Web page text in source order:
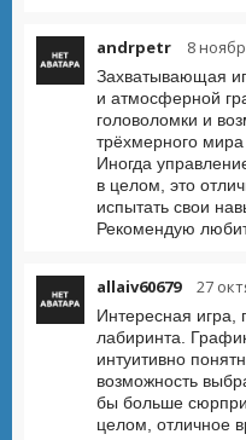
andrpetr 8
Захватывающая
и атмосферной
головоломки и
трёхмерного
Иногда
в целом, это
испытать свои
Рекомендую
allaiv60679 27
Интересная
лабиринта.
интуитивно
возможность
бы больше
целом, отличное